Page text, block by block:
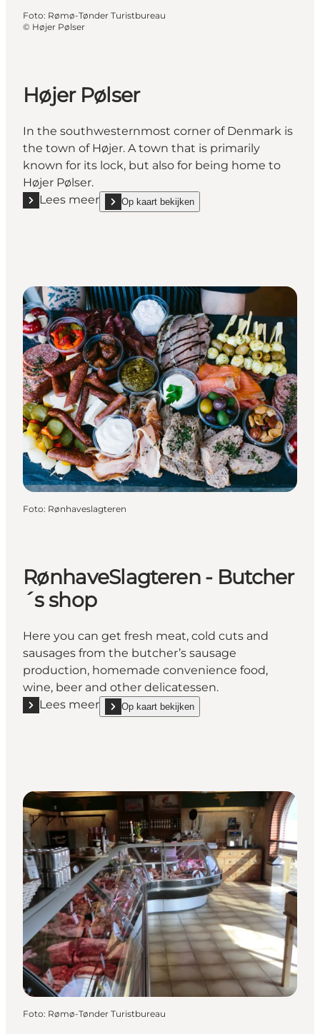
Foto: Rømø-Tønder Turistbureau
© Højer Pølser
Højer Pølser
In the southwesternmost corner of Denmark is
the town of Højer. A town that is primarily
known for its lock, but also for being home to
Højer Pølser.
Lees meer
Lees meer "Højer Pølser"
Op kaart bekijken
show Højer Pølser on_map
Foto: Rønhaveslagteren
RønhaveSlagteren - Butcher
´s shop
Here you can get fresh meat, cold cuts and
sausages from the butcher’s sausage
production, homemade convenience food,
wine, beer and other delicatessen.
Lees meer
Lees meer "RønhaveSlagteren - Butcher´s shop"
Op kaart bekijken
show RønhaveSlagteren - Butcher´s shop on_map
Foto: Rømø-Tønder Turistbureau